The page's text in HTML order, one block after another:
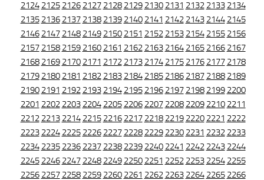
2124 2125 2126 2127 2128 2129 2130 2131 2132 2133 2134
2135 2136 2137 2138 2139 2140 2141 2142 2143 2144 2145
2146 2147 2148 2149 2150 2151 2152 2153 2154 2155 2156
2157 2158 2159 2160 2161 2162 2163 2164 2165 2166 2167
2168 2169 2170 2171 2172 2173 2174 2175 2176 2177 2178
2179 2180 2181 2182 2183 2184 2185 2186 2187 2188 2189
2190 2191 2192 2193 2194 2195 2196 2197 2198 2199 2200
2201 2202 2203 2204 2205 2206 2207 2208 2209 2210 2211
2212 2213 2214 2215 2216 2217 2218 2219 2220 2221 2222
2223 2224 2225 2226 2227 2228 2229 2230 2231 2232 2233
2234 2235 2236 2237 2238 2239 2240 2241 2242 2243 2244
2245 2246 2247 2248 2249 2250 2251 2252 2253 2254 2255
2256 2257 2258 2259 2260 2261 2262 2263 2264 2265 2266